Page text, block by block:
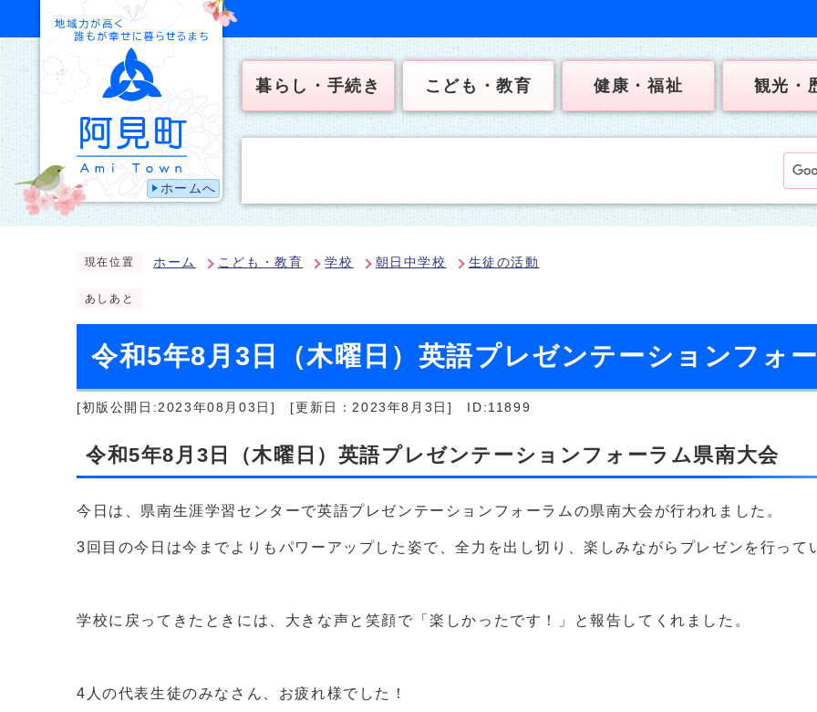
ホームへ
暮らし・手続き こども・教育 健康・福祉 観光・
現在位置 ホーム こども・教育 学校 朝日中学校 生徒の活動
あしあと
令和5年8月3日（木曜日）英語プレゼンテーションフォ
[初版公開日:2023年08月03日] [更新日：2023年8月3日] ID:11899
令和5年8月3日（木曜日）英語プレゼンテーションフォーラム県南大会
今日は、県南生涯学習センターで英語プレゼンテーションフォーラムの県南大会が行われました。
3回目の今日は今までよりもパワーアップした姿で、全力を出し切り、楽しみながらプレゼンを行って
学校に戻ってきたときには、大きな声と笑顔で「楽しかったです！」と報告してくれました。
4人の代表生徒のみなさん、お疲れ様でした！